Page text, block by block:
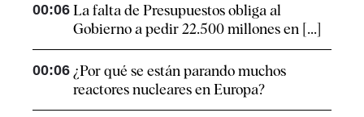
00:06 La falta de Presupuestos obliga al
Gobierno a pedir 22.500 millones en [...]
00:06 ¿Por qué se están parando muchos
reactores nucleares en Europa?